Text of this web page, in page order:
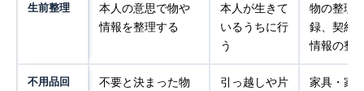
生前整理
本人の意思で物や
情報を整理する
本人が生きて
いるうちに行
う
物の整理
録、契約
情報の整
不用品回
不要と決まった物
引っ越しや片
家具・家